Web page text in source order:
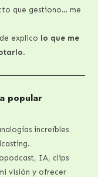
que gestiono… me
explico
lo que me
.
popular
increíbles
IA, clips
visión y ofrecer